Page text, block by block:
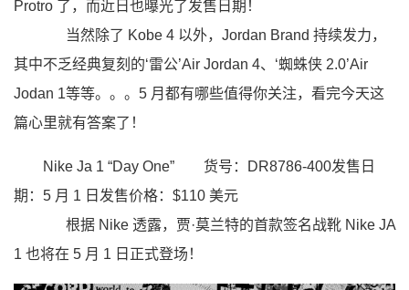
Protro 了，而近日也曝光了发售日期！
当然除了 Kobe 4 以外，Jordan Brand 持续发力，
其中不乏经典复刻的‘雷公’Air Jordan 4、‘蜘蛛侠 2.0’Air
Jodan 1等等。。。5 月都有哪些值得你关注，看完今天这
篇心里就有答案了！
Nike Ja 1 “Day One”
货号：DR8786-400发售日
期：5 月 1 日发售价格：$110 美元
根据 Nike 透露，贾·莫兰特的首款签名战靴 Nike JA
1 也将在 5 月 1 日正式登场！